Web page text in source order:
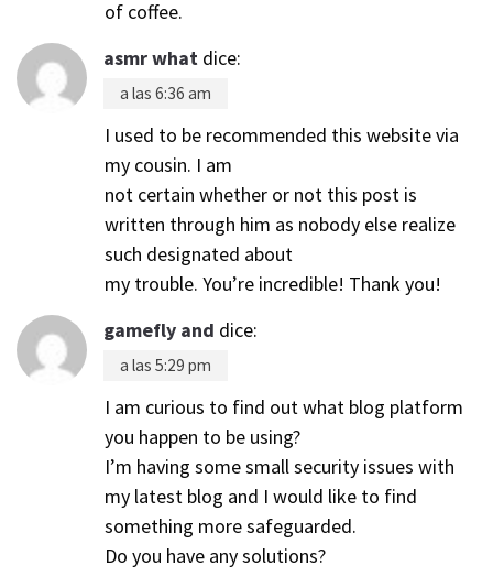
of coffee.
asmr what dice:
a las 6:36 am
I used to be recommended this website via
my cousin. I am
not certain whether or not this post is
written through him as nobody else realize
such designated about
my trouble. You’re incredible! Thank you!
gamefly and dice:
a las 5:29 pm
I am curious to find out what blog platform
you happen to be using?
I’m having some small security issues with
my latest blog and I would like to find
something more safeguarded.
Do you have any solutions?